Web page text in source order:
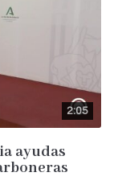
2:05
ayudas